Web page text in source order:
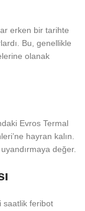
erken bir tarihte
Bu, genellikle
olanak
Evros Termal
hayran kalın.
değer.
saatlik feribot